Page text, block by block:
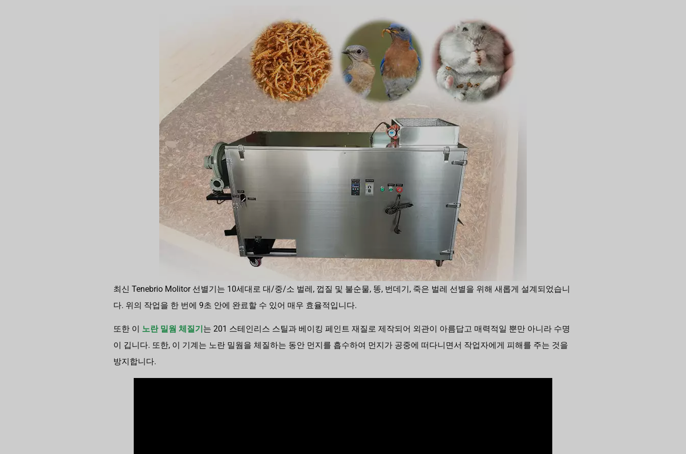
최신 Tenebrio Molitor 선별기는 10세대로 대/중/소 벌레, 껍질 및 불순물, 똥, 번데기, 죽은 벌레 선별을 위해 새롭게 설계되었습니
다. 위의 작업을 한 번에 9초 안에 완료할 수 있어 매우 효율적입니다.
또한 이 노란 밀웜 체질기 는 201 스테인리스 스틸과 베이킹 페인트 재질로 제작되어 외관이 아름답고 매력적일 뿐만 아니라 수명
이 깁니다. 또한, 이 기계는 노란 밀웜을 체질하는 동안 먼지를 흡수하여 먼지가 공중에 떠다니면서 작업자에게 피해를 주는 것을
방지합니다.